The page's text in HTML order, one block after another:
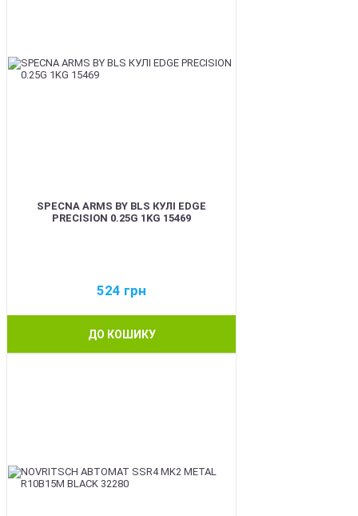
SPECNA ARMS BY BLS КУЛІ EDGE
PRECISION 0.25G 1KG 15469
524 грн
ДО КОШИКУ